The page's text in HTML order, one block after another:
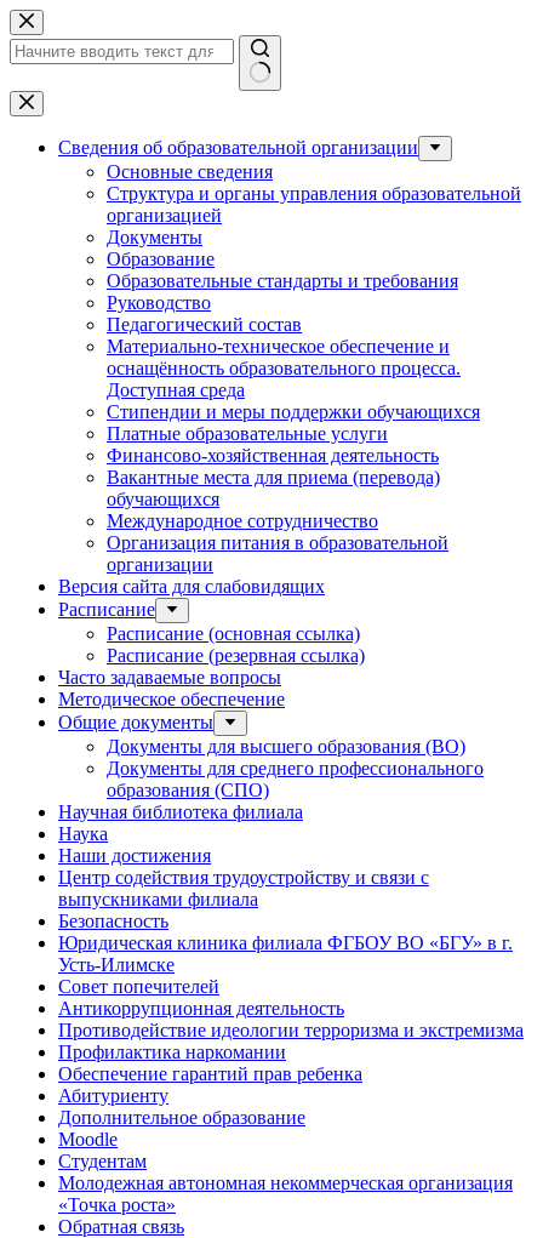
Перейти
к
сути
Ничего
не
найденоСведения об образовательной организации
Основные сведения
Структура и органы управления образовательной
организацией
Документы
Образование
Образовательные стандарты и требования
Руководство
Педагогический состав
Материально-техническое обеспечение и
оснащённость образовательного процесса.
Доступная среда
Стипендии и меры поддержки обучающихся
Платные образовательные услуги
Финансово-хозяйственная деятельность
Вакантные места для приема (перевода)
обучающихся
Международное сотрудничество
Организация питания в образовательной
организации
Версия сайта для слабовидящих
Расписание
Расписание (основная ссылка)
Расписание (резервная ссылка)
Часто задаваемые вопросы
Методическое обеспечение
Общие документы
Документы для высшего образования (ВО)
Документы для среднего профессионального
образования (СПО)
Научная библиотека филиала
Наука
Наши достижения
Центр содействия трудоустройству и связи с
выпускниками филиала
Безопасность
Юридическая клиника филиала ФГБОУ ВО «БГУ» в г.
Усть-Илимске
Совет попечителей
Антикоррупционная деятельность
Противодействие идеологии терроризма и экстремизма
Профилактика наркомании
Обеспечение гарантий прав ребенка
Абитуриенту
Дополнительное образование
Moodle
Студентам
Молодежная автономная некоммерческая организация
«Точка роста»
Обратная связь